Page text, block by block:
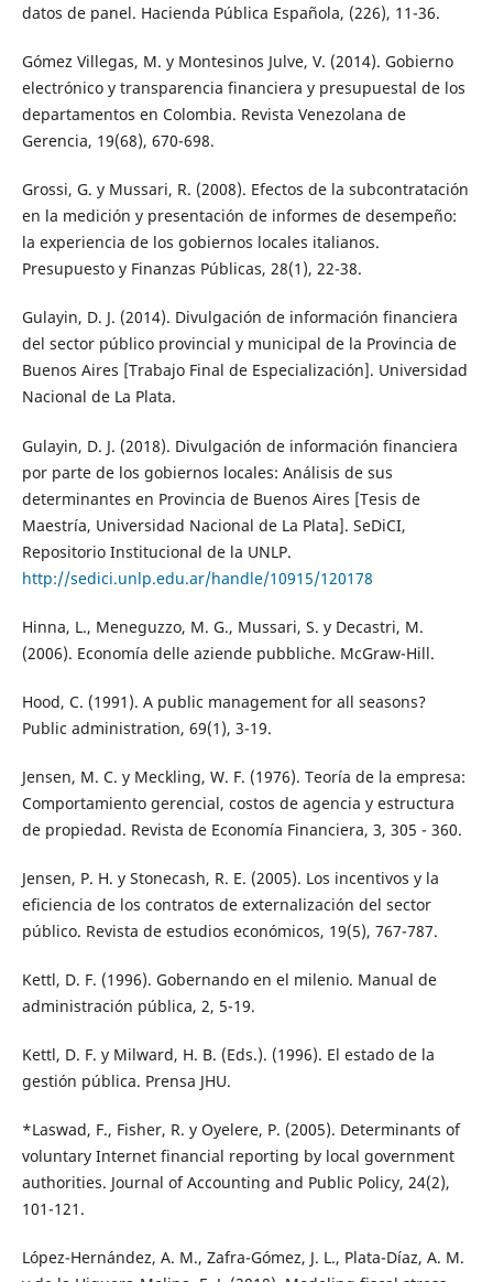
datos de panel. Hacienda Pública Española, (226), 11-36.
Gómez Villegas, M. y Montesinos Julve, V. (2014). Gobierno
electrónico y transparencia financiera y presupuestal de los
departamentos en Colombia. Revista Venezolana de
Gerencia, 19(68), 670-698.
Grossi, G. y Mussari, R. (2008). Efectos de la subcontratación
en la medición y presentación de informes de desempeño:
la experiencia de los gobiernos locales italianos.
Presupuesto y Finanzas Públicas, 28(1), 22-38.
Gulayin, D. J. (2014). Divulgación de información financiera
del sector público provincial y municipal de la Provincia de
Buenos Aires [Trabajo Final de Especialización]. Universidad
Nacional de La Plata.
Gulayin, D. J. (2018). Divulgación de información financiera
por parte de los gobiernos locales: Análisis de sus
determinantes en Provincia de Buenos Aires [Tesis de
Maestría, Universidad Nacional de La Plata]. SeDiCI,
Repositorio Institucional de la UNLP.
http://sedici.unlp.edu.ar/handle/10915/120178
Hinna, L., Meneguzzo, M. G., Mussari, S. y Decastri, M.
(2006). Economía delle aziende pubbliche. McGraw-Hill.
Hood, C. (1991). A public management for all seasons?
Public administration, 69(1), 3-19.
Jensen, M. C. y Meckling, W. F. (1976). Teoría de la empresa:
Comportamiento gerencial, costos de agencia y estructura
de propiedad. Revista de Economía Financiera, 3, 305 - 360.
Jensen, P. H. y Stonecash, R. E. (2005). Los incentivos y la
eficiencia de los contratos de externalización del sector
público. Revista de estudios económicos, 19(5), 767-787.
Kettl, D. F. (1996). Gobernando en el milenio. Manual de
administración pública, 2, 5-19.
Kettl, D. F. y Milward, H. B. (Eds.). (1996). El estado de la
gestión pública. Prensa JHU.
*Laswad, F., Fisher, R. y Oyelere, P. (2005). Determinants of
voluntary Internet financial reporting by local government
authorities. Journal of Accounting and Public Policy, 24(2),
101-121.
López-Hernández, A. M., Zafra-Gómez, J. L., Plata-Díaz, A. M.